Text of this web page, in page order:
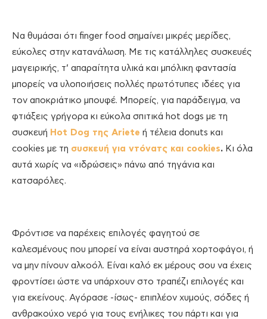
Να θυμάσαι ότι finger food σημαίνει μικρές μερίδες,
εύκολες στην κατανάλωση. Με τις κατάλληλες συσκευές
μαγειρικής, τ’ απαραίτητα υλικά και μπόλικη φαντασία
μπορείς να υλοποιήσεις πολλές πρωτότυπες ιδέες για
τον αποκριάτικο μπουφέ. Μπορείς, για παράδειγμα, να
φτιάξεις γρήγορα κι εύκολα σπιτικά hot dogs με τη
συσκευή Hot Dog της Ariete ή τέλεια donuts και
cookies με τη συσκευή για ντόνατς και cookies. Κι όλα
αυτά χωρίς να «ιδρώσεις» πάνω από τηγάνια και
κατσαρόλες.
Φρόντισε να παρέχεις επιλογές φαγητού σε
καλεσμένους που μπορεί να είναι αυστηρά χορτοφάγοι, ή
να μην πίνουν αλκοόλ. Είναι καλό εκ μέρους σου να έχεις
φροντίσει ώστε να υπάρχουν στο τραπέζι επιλογές και
για εκείνους. Αγόρασε -ίσως- επιπλέον χυμούς, σόδες ή
ανθρακούχο νερό για τους ενήλικες του πάρτι και για